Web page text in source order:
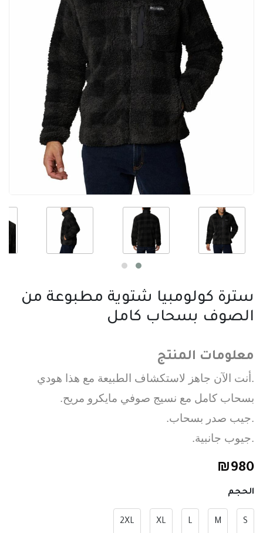
سترة كولومبيا شتوية مطبوعة من
الصوف بسحاب كامل
معلومات المنتج
.أنت الآن جاهز لاستكشاف الطبيعة مع هذا هودي
بسحاب كامل مع نسيج صوفي مايكرو مريح.
.جيب صدر بسحاب.
.جيوب جانبية.
₪980
الحجم
S
M
L
XL
2XL